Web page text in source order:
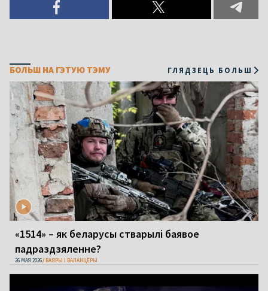
БОЛЬШ НА ГЭТУЮ ТЭМУ ГЛЯДЗЕЦЬ БОЛЬШ
«1514» – як беларусы стварылі баявое
падраздзяленне?
26 МАЯ 2026 ВАЯРЫ І ВАЛАНЦЁРЫ